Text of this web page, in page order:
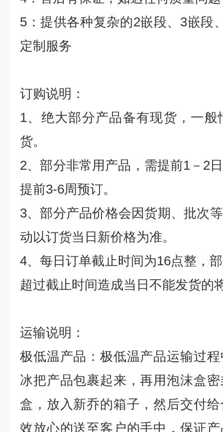
5 ：提供各种复杂的2嵌段、 3嵌段
定制服务
订购说明：
1、绝大部分产品备有现货，一
货。
2、部分非常用产品，需提前1 － 2
提前3-6周预订。
3、部分产品价格会因货期、批次
动以订货当日新价格为准。
4、每日订单截止时间为16点整，
超过截止时间造成当日不能发货的
运输说明：
极低温产品：极低温产品运输过
冰把产品包裹起来，再用泡沫盒
盒，放入新乔的箱子，然后交付
效放心的送至客户的手中，保证